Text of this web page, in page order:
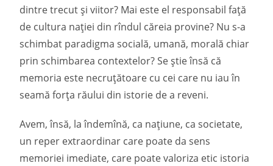
dintre trecut și viitor? Mai este el responsabil faţă
de cultura naţiei din rîndul căreia provine? Nu s-a
schimbat paradigma socială, umană, morală chiar
prin schimbarea contextelor? Se știe însă că
memoria este necruţătoare cu cei care nu iau în
seamă forţa răului din istorie de a reveni.
Avem, însă, la îndemînă, ca naţiune, ca societate,
un reper extraordinar care poate da sens
memoriei imediate, care poate valoriza etic istoria